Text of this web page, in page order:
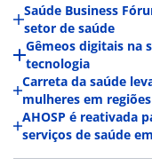
Saúde Business
setor de saúde
Gêmeos digitais na
tecnologia
Carreta da saúde
mulheres em
AHOSP é reativada
serviços de saúde